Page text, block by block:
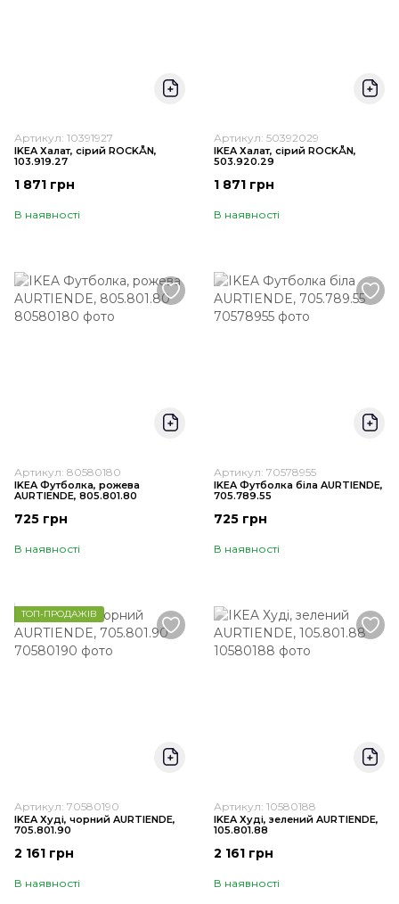
Артикул: 10391927
IKEA Халат, сірий ROCKÅN,
103.919.27
1 871 грн
В наявності
Артикул: 50392029
IKEA Халат, сірий ROCKÅN,
503.920.29
1 871 грн
В наявності
Артикул: 80580180
IKEA Футболка, рожева
AURTIENDE, 805.801.80
725 грн
В наявності
Артикул: 70578955
IKEA Футболка біла AURTIENDE,
705.789.55
725 грн
В наявності
ТОП-ПРОДАЖІВ
Артикул: 70580190
IKEA Худі, чорний AURTIENDE,
705.801.90
2 161 грн
В наявності
Артикул: 10580188
IKEA Худі, зелений AURTIENDE,
105.801.88
2 161 грн
В наявності